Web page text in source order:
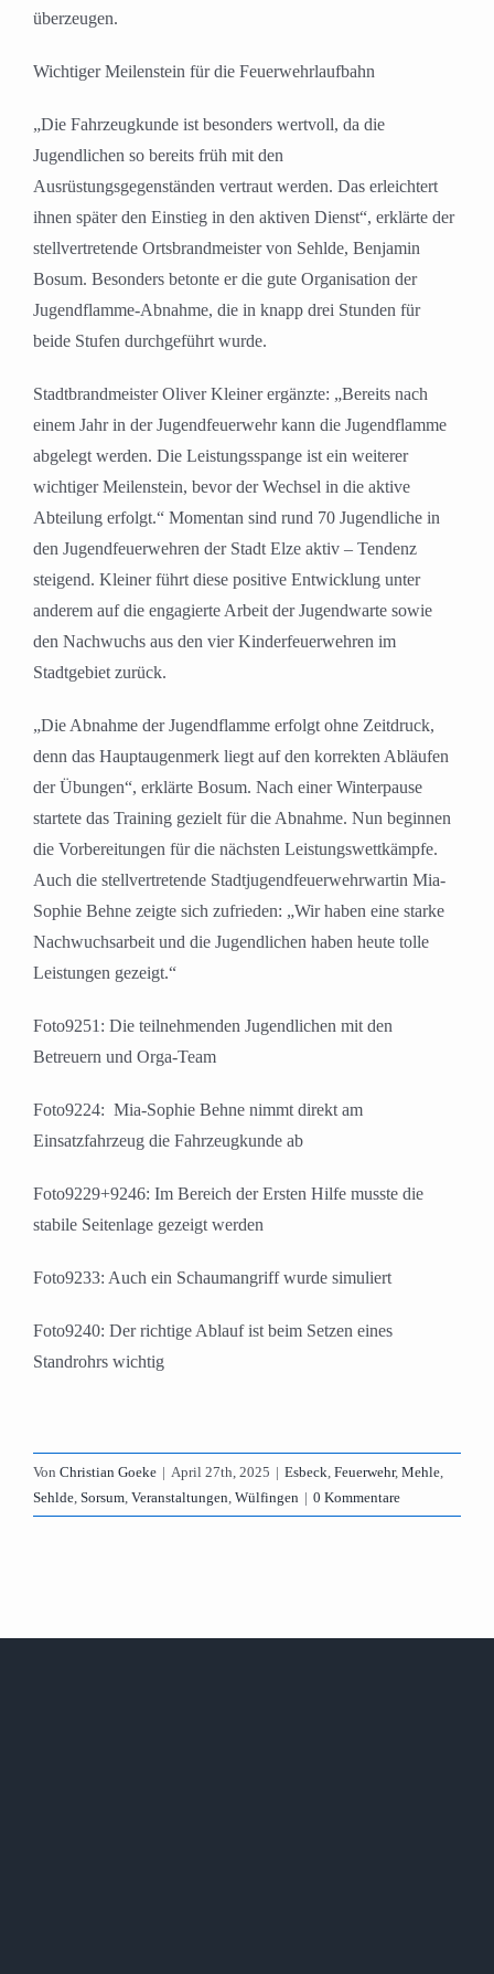
überzeugen.
Wichtiger Meilenstein für die Feuerwehrlaufbahn
„Die Fahrzeugkunde ist besonders wertvoll, da die
Jugendlichen so bereits früh mit den
Ausrüstungsgegenständen vertraut werden. Das erleichtert
ihnen später den Einstieg in den aktiven Dienst“, erklärte der
stellvertretende Ortsbrandmeister von Sehlde, Benjamin
Bosum. Besonders betonte er die gute Organisation der
Jugendflamme-Abnahme, die in knapp drei Stunden für
beide Stufen durchgeführt wurde.
Stadtbrandmeister Oliver Kleiner ergänzte: „Bereits nach
einem Jahr in der Jugendfeuerwehr kann die Jugendflamme
abgelegt werden. Die Leistungsspange ist ein weiterer
wichtiger Meilenstein, bevor der Wechsel in die aktive
Abteilung erfolgt.“ Momentan sind rund 70 Jugendliche in
den Jugendfeuerwehren der Stadt Elze aktiv – Tendenz
steigend. Kleiner führt diese positive Entwicklung unter
anderem auf die engagierte Arbeit der Jugendwarte sowie
den Nachwuchs aus den vier Kinderfeuerwehren im
Stadtgebiet zurück.
„Die Abnahme der Jugendflamme erfolgt ohne Zeitdruck,
denn das Hauptaugenmerk liegt auf den korrekten Abläufen
der Übungen“, erklärte Bosum. Nach einer Winterpause
startete das Training gezielt für die Abnahme. Nun beginnen
die Vorbereitungen für die nächsten Leistungswettkämpfe.
Auch die stellvertretende Stadtjugendfeuerwehrwartin Mia-
Sophie Behne zeigte sich zufrieden: „Wir haben eine starke
Nachwuchsarbeit und die Jugendlichen haben heute tolle
Leistungen gezeigt.“
Foto9251: Die teilnehmenden Jugendlichen mit den
Betreuern und Orga-Team
Foto9224: Mia-Sophie Behne nimmt direkt am
Einsatzfahrzeug die Fahrzeugkunde ab
Foto9229+9246: Im Bereich der Ersten Hilfe musste die
stabile Seitenlage gezeigt werden
Foto9233: Auch ein Schaumangriff wurde simuliert
Foto9240: Der richtige Ablauf ist beim Setzen eines
Standrohrs wichtig
Von Christian Goeke | April 27th, 2025 | Esbeck, Feuerwehr, Mehle,
Sehlde, Sorsum, Veranstaltungen, Wülfingen | 0 Kommentare